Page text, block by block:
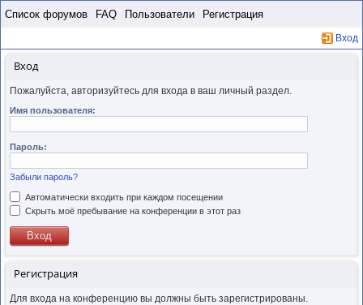
Список форумов FAQ Пользователи Регистрация
Вход
Вход
Пожалуйста, авторизуйтесь для входа в ваш личный раздел.
Имя пользователя:
Пароль:
Забыли пароль?
Автоматически входить при каждом посещении
Скрыть моё пребывание на конференции в этот раз
Регистрация
Для входа на конференцию вы должны быть зарегистрированы.